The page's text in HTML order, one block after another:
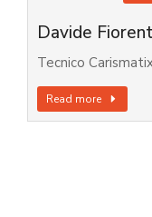
Davide
Tecnico
Read more